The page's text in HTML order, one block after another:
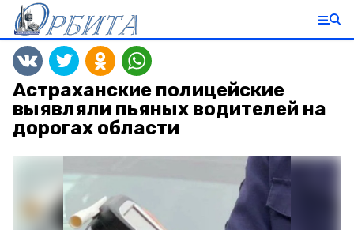
Астраханские полицейские
выявляли пьяных водителей на
дорогах области